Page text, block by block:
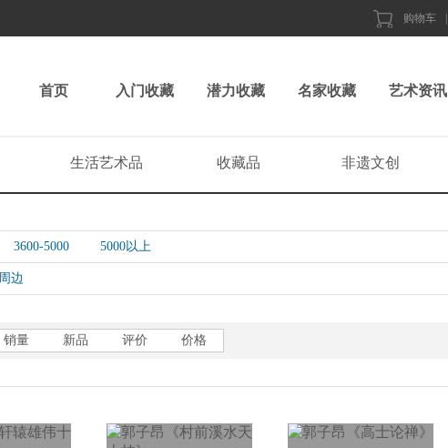
购物车
首页 入门收藏 潜力收藏 名家收藏 艺术资讯
生活艺术品 收藏品 非遗文创
3600-5000 5000以上
边
销量 新品 评价 价格